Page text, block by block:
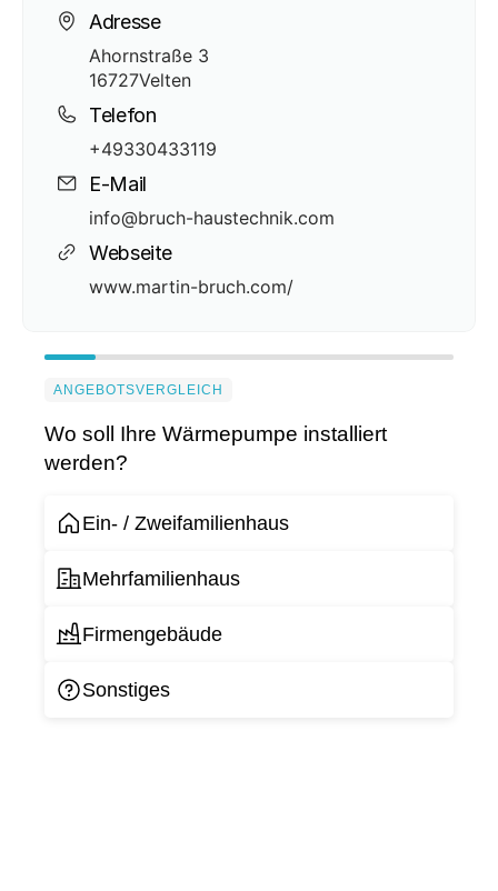
Adresse
Ahornstraße 3
16727Velten
Telefon
+49330433119
E-Mail
info@bruch-haustechnik.com
Webseite
www.martin-bruch.com/
ANGEBOTSVERGLEICH
Wo soll Ihre Wärmepumpe installiert
werden?
Ein- / Zweifamilienhaus
Mehrfamilienhaus
Firmengebäude
Sonstiges